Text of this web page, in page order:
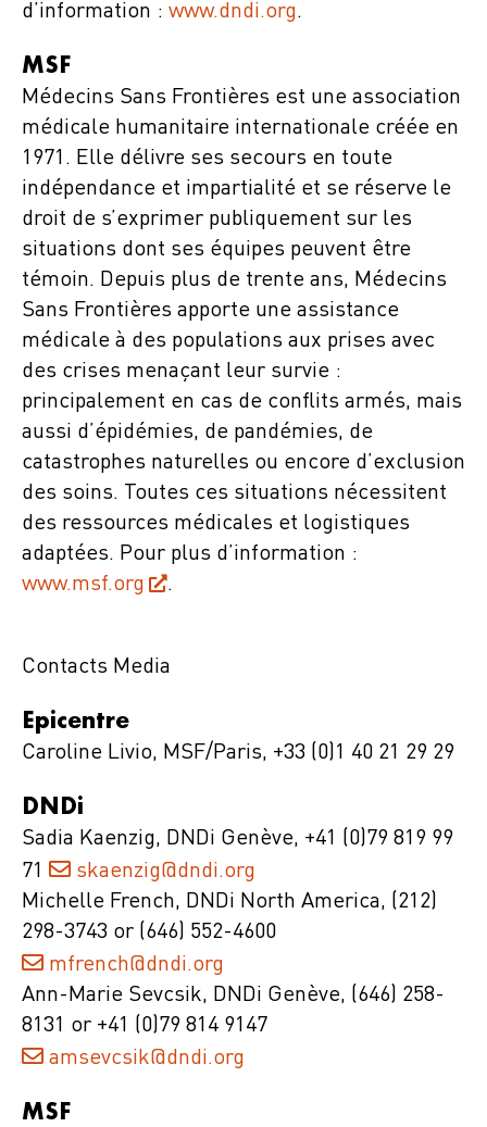
d’information : www.dndi.org.
MSF
Médecins Sans Frontières est une association
médicale humanitaire internationale créée en
1971. Elle délivre ses secours en toute
indépendance et impartialité et se réserve le
droit de s’exprimer publiquement sur les
situations dont ses équipes peuvent être
témoin. Depuis plus de trente ans, Médecins
Sans Frontières apporte une assistance
médicale à des populations aux prises avec
des crises menaçant leur survie :
principalement en cas de conflits armés, mais
aussi d’épidémies, de pandémies, de
catastrophes naturelles ou encore d’exclusion
des soins. Toutes ces situations nécessitent
des ressources médicales et logistiques
adaptées. Pour plus d’information :
www.msf.org
.
Contacts Media
Epicentre
Caroline Livio, MSF/Paris, +33 (0)1 40 21 29 29
DNDi
Sadia Kaenzig, DNDi Genève, +41 (0)79 819 99
71
skaenzig@dndi.org
Michelle French, DNDi North America, (212)
298-3743 or (646) 552-4600
mfrench@dndi.org
Ann-Marie Sevcsik, DNDi Genève, (646) 258-
8131 or +41 (0)79 814 9147
amsevcsik@dndi.org
MSF